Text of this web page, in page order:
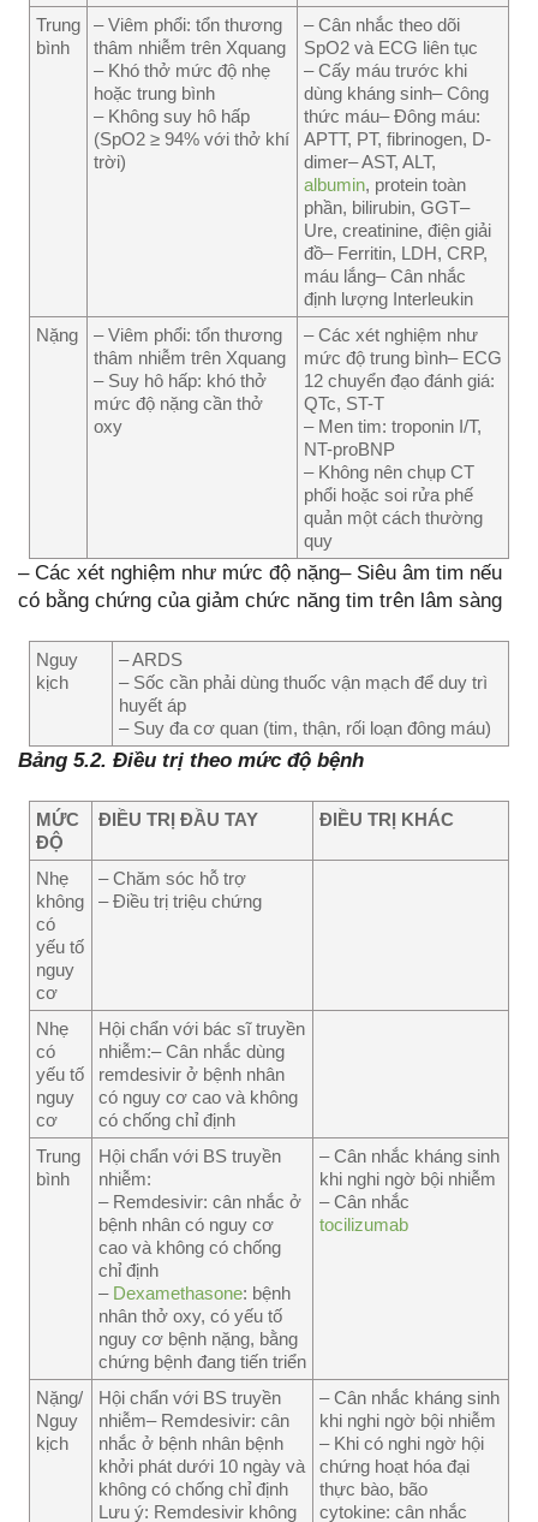
Trung
bình
– Viêm phổi: tổn thương
thâm nhiễm trên Xquang
– Khó thở mức độ nhẹ
hoặc trung bình
– Không suy hô hấp
(SpO2 ≥ 94% với thở khí
trời)
– Cân nhắc theo dõi
SpO2 và ECG liên tục
– Cấy máu trước khi
dùng kháng sinh– Công
thức máu– Đông máu:
APTT, PT, fibrinogen, D-
dimer– AST, ALT,
albumin, protein toàn
phần, bilirubin, GGT–
Ure, creatinine, điện giải
đồ– Ferritin, LDH, CRP,
máu lắng– Cân nhắc
định lượng Interleukin
Nặng
– Viêm phổi: tổn thương
thâm nhiễm trên Xquang
– Suy hô hấp: khó thở
mức độ nặng cần thở
oxy
– Các xét nghiệm như
mức độ trung bình– ECG
12 chuyển đạo đánh giá:
QTc, ST-T
– Men tim: troponin I/T,
NT-proBNP
– Không nên chụp CT
phổi hoặc soi rửa phế
quản một cách thường
quy
– Các xét nghiệm như mức độ nặng– Siêu âm tim nếu
có bằng chứng của giảm chức năng tim trên lâm sàng
Nguy
kịch
– ARDS
– Sốc cần phải dùng thuốc vận mạch để duy trì
huyết áp
– Suy đa cơ quan (tim, thận, rối loạn đông máu)
Bảng 5.2. Điều trị theo mức độ bệnh
MỨC
ĐỘ
ĐIỀU TRỊ ĐẦU TAY ĐIỀU TRỊ KHÁC
Nhẹ
không
có
yếu tố
nguy
cơ
– Chăm sóc hỗ trợ
– Điều trị triệu chứng
Nhẹ
có
yếu tố
nguy
cơ
Hội chẩn với bác sĩ truyền
nhiễm:– Cân nhắc dùng
remdesivir ở bệnh nhân
có nguy cơ cao và không
có chống chỉ định
Trung
bình
Hội chẩn với BS truyền
nhiễm:
– Remdesivir: cân nhắc ở
bệnh nhân có nguy cơ
cao và không có chống
chỉ định
– Dexamethasone: bệnh
nhân thở oxy, có yếu tố
nguy cơ bệnh nặng, bằng
chứng bệnh đang tiến triển
– Cân nhắc kháng sinh
khi nghi ngờ bội nhiễm
– Cân nhắc
tocilizumab
Nặng/
Nguy
kịch
Hội chẩn với BS truyền
nhiễm– Remdesivir: cân
nhắc ở bệnh nhân bệnh
khởi phát dưới 10 ngày và
không có chống chỉ định
Lưu ý: Remdesivir không
– Cân nhắc kháng sinh
khi nghi ngờ bội nhiễm
– Khi có nghi ngờ hội
chứng hoạt hóa đại
thực bào, bão
cytokine: cân nhắc